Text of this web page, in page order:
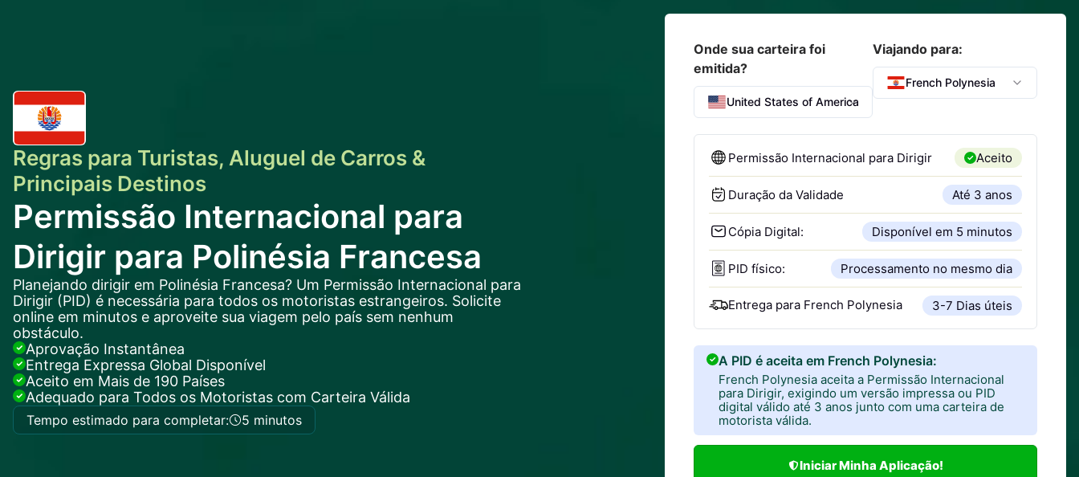
Regras para Turistas, Aluguel de Carros &
Principais Destinos
Permissão Internacional para
Dirigir para Polinésia Francesa
Planejando dirigir em Polinésia Francesa? Um Permissão Internacional para
Dirigir (PID) é necessária para todos os motoristas estrangeiros. Solicite
online em minutos e aproveite sua viagem pelo país sem nenhum
obstáculo.
Aprovação Instantânea
Entrega Expressa Global Disponível
Aceito em Mais de 190 Países
Adequado para Todos os Motoristas com Carteira Válida
Tempo estimado para completar: 5 minutos
Onde sua carteira foi
emitida?
United States of America
Viajando para:
French Polynesia
Permissão Internacional para Dirigir Aceito
Duração da Validade Até 3 anos
Cópia Digital: Disponível em 5 minutos
PID físico: Processamento no mesmo dia
Entrega para French Polynesia 3-7 Dias úteis
A PID é aceita em French Polynesia:
French Polynesia aceita a Permissão Internacional
para Dirigir, exigindo um versão impressa ou PID
digital válido até 3 anos junto com uma carteira de
motorista válida.
Iniciar Minha Aplicação!